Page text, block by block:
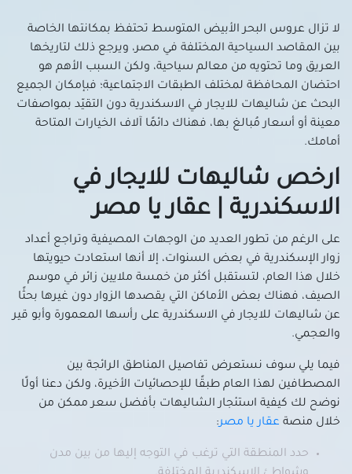
شاليهات للإيجار في العامرية
شاليهات للإيجار بالعجمى
شاليهات للإيجار في العصافرة
شاليهات للإيجار في العطارين
شاليهات للإيجار في الفلكي
شاليهات للايجار في المعمورة
شاليهات للإيجار في المكس
شاليهات للإيجار في المنتزة
شاليهات للإيجار في المندرة
شاليهات للإيجار في المنشية
شاليهات للإيجار في الهانوفيل
شاليهات للإيجار في الورديان
شاليهات للإيجار في بحرى والأنفوشى
شاليهات للإيجار في برج العرب الجديده
شاليهات للإيجار في برج العرب
شاليهات للإيجار في جليم
لا تزال عروس البحر الأبيض المتوسط تحتفظ بمكانتها الخاصة
بين المقاصد السياحية المختلفة في مصر، ويرجع ذلك لتاريخها
العريق وما تحتويه من معالم سياحية، ولكن السبب الأهم هو
احتضان المحافظة لمختلف الطبقات الاجتماعية؛ فبإمكان الجميع
البحث عن شاليهات للايجار في الاسكندرية دون التقيّد بمواصفات
معينة أو أسعار مُبالغ بها، فهناك دائمًا آلاف الخيارات المتاحة
أمامك.
ارخص شاليهات للايجار في
الاسكندرية | عقار يا مصر
على الرغم من تطور العديد من الوجهات المصيفية وتراجع أعداد
زوار الإسكندرية في بعض السنوات، إلا أنها استعادت حيويتها
خلال هذا العام، لتستقبل أكثر من خمسة ملايين زائر في موسم
الصيف، فهناك بعض الأماكن التي يقصدها الزوار دون غيرها بحثًا
عن شاليهات للايجار في الاسكندرية على رأسها المعمورة وأبو قير
والعجمي.
فيما يلي سوف نستعرض تفاصيل المناطق الرائجة بين
المصطافين لهذا العام طبقًا للإحصائيات الأخيرة، ولكن دعنا أولًا
نوضح لك كيفية استئجار الشاليهات بأفضل سعر ممكن من
خلال منصة عقار يا مصر:
حدد المنطقة التي ترغب في التوجه إليها من بين مدن